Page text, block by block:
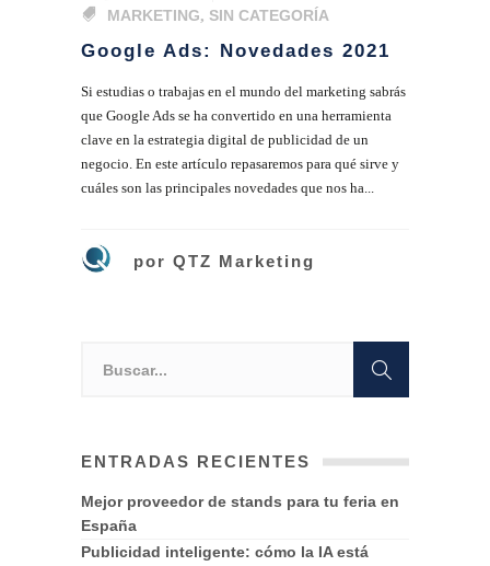
MARKETING, SIN CATEGORÍA
Google Ads: Novedades 2021
Si estudias o trabajas en el mundo del marketing sabrás
que Google Ads se ha convertido en una herramienta
clave en la estrategia digital de publicidad de un
negocio. En este artículo repasaremos para qué sirve y
cuáles son las principales novedades que nos ha...
por QTZ Marketing
ENTRADAS RECIENTES
Mejor proveedor de stands para tu feria en
España
Publicidad inteligente: cómo la IA está